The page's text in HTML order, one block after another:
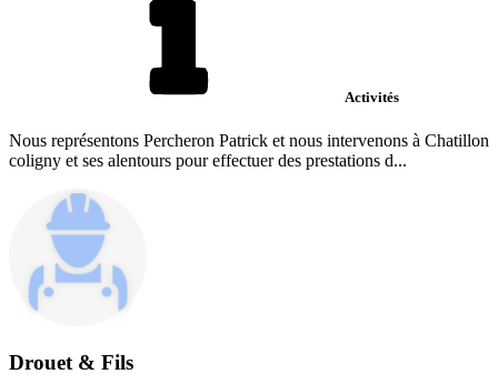
Activités
Nous représentons Percheron Patrick et nous intervenons à Chatillon
coligny et ses alentours pour effectuer des prestations d...
Drouet & Fils